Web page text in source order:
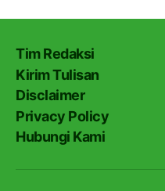
Tim Redaksi
Kirim Tulisan
Disclaimer
Privacy Policy
Hubungi Kami